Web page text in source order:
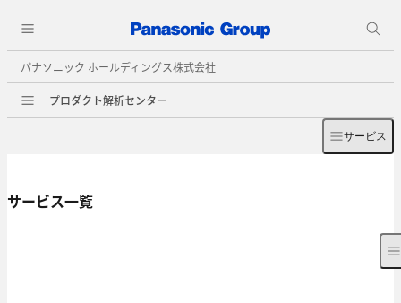
パナソニック ホールディングス株式会社
プロダクト解析センター
サービス
サービス一覧